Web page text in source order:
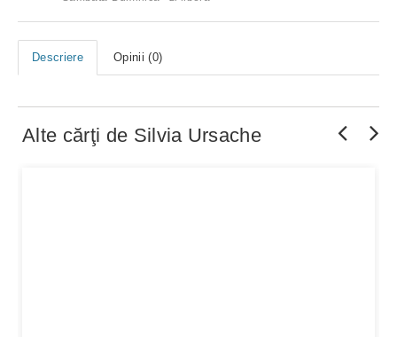
Descriere Opinii (0)
Alte cărţi de Silvia Ursache